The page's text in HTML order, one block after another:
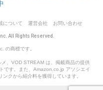
について 運営会社 お問い合わせ
All Rights Reserved.
の商標です。
、VOD STREAM は、掲載商品の提供
です。また、Amazon.co.jp アソシエイ
クから紹介料を獲得しています。